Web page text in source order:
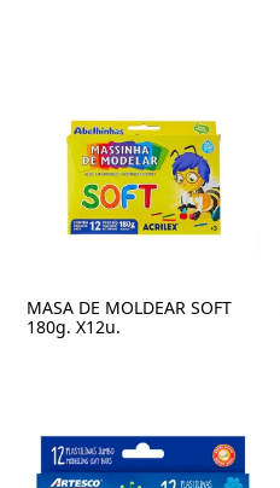
MASA DE MOLDEAR SOFT
180g. X12u.